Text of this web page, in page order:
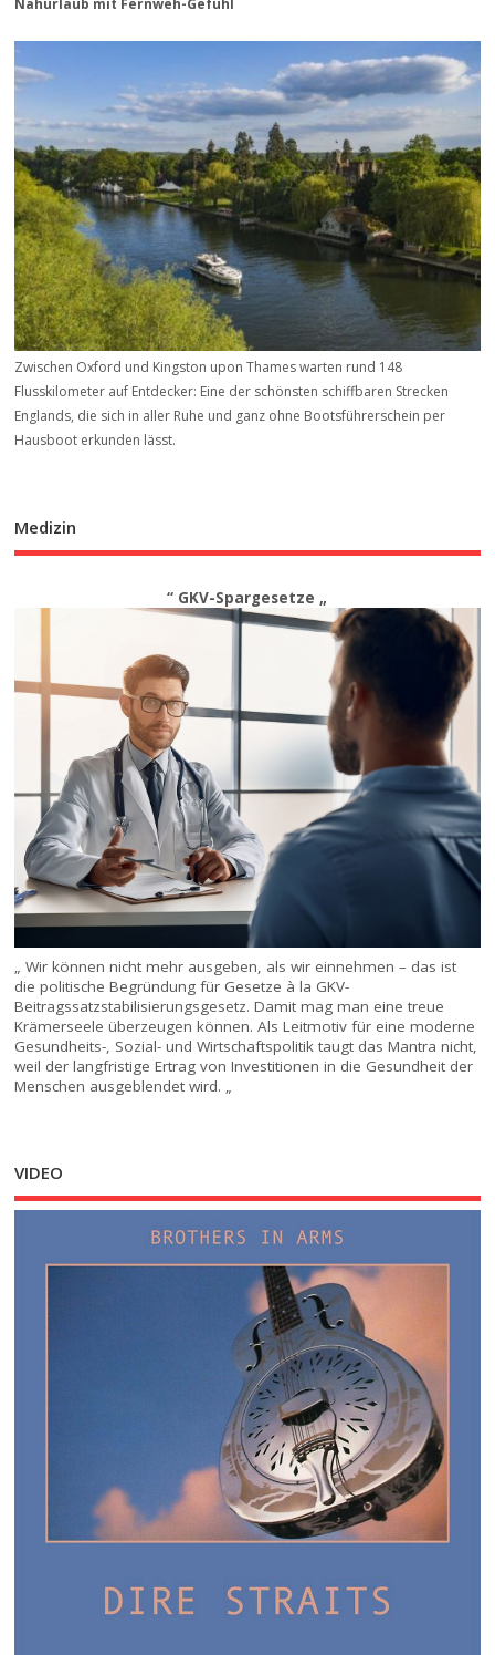
Zwischen Oxford und Kingston upon Thames warten rund 148
Flusskilometer auf Entdecker: Eine der schönsten schiffbaren Strecken
Englands, die sich in aller Ruhe und ganz ohne Bootsführerschein per
Hausboot erkunden lässt.
Medizin
“ GKV-Spargesetze „
„ Wir können nicht mehr ausgeben, als wir einnehmen – das ist
die politische Begründung für Gesetze à la GKV-
Beitragssatzstabilisierungsgesetz. Damit mag man eine treue
Krämerseele überzeugen können. Als Leitmotiv für eine moderne
Gesundheits-, Sozial- und Wirtschaftspolitik taugt das Mantra nicht,
weil der langfristige Ertrag von Investitionen in die Gesundheit der
Menschen ausgeblendet wird. „
VIDEO